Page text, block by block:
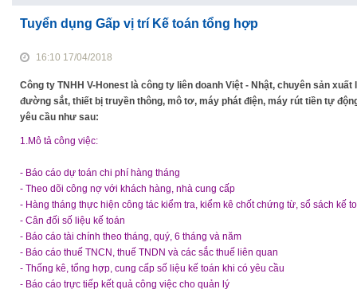
Tuyển dụng Gấp vị trí Kế toán tổng hợp
16:10 17/04/2018
Công ty TNHH V-Honest là công ty liên doanh Việt - Nhật, chuyên sản
đường sắt, thiết bị truyền thông, mô tơ, máy phát điện, máy rút tiền tự
yêu cầu như sau:
1.Mô tả công việc:
- Báo cáo dự toán chi phí hàng tháng
- Theo dõi công nợ với khách hàng, nhà cung cấp
- Hàng tháng thực hiện công tác kiểm tra, kiểm kê chốt chứng từ, sổ sách kế
- Cân đối số liệu kế toán
- Báo cáo tài chính theo tháng, quý, 6 tháng và năm
- Báo cáo thuế TNCN, thuế TNDN và các sắc thuế liên quan
- Thống kê, tổng hợp, cung cấp số liệu kế toán khi có yêu cầu
- Báo cáo trực tiếp kết quả công việc cho quản lý